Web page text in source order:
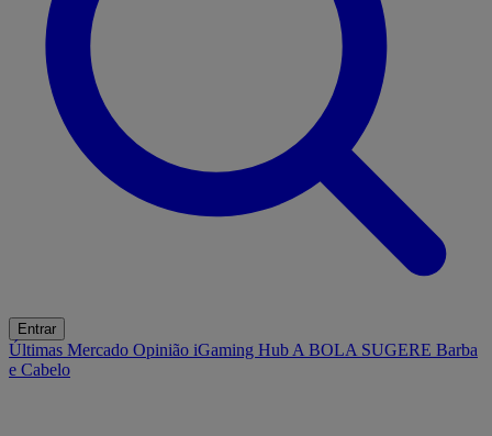
Entrar
Últimas Mercado Opinião iGaming Hub A BOLA SUGERE Barba
e Cabelo